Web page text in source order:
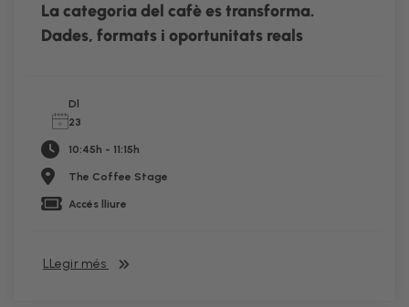
La categoria del cafè es transforma.
Dades, formats i oportunitats reals
Dl
23
10:45h - 11:15h
The Coffee Stage
Accés lliure
LLegir més